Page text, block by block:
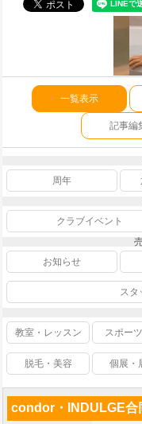
一覧表示
記事編
周年
クラブイベント
お知らせ
スタ
教室・レッスン
スポー
脱毛・美容 個展・
condor・INDULGE合